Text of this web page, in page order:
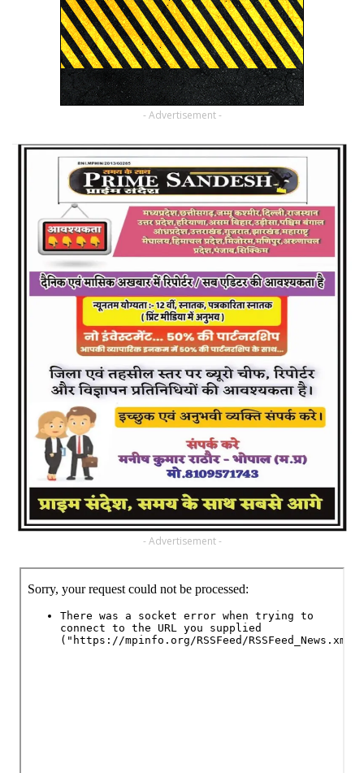
- Advertisement -
- Advertisement -